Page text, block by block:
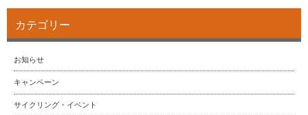
カテゴリー
お知らせ
キャンペーン
サイクリング・イベント